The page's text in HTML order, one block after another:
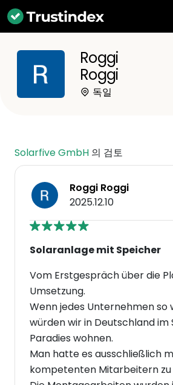
Roggi
Roggi
독일
Solarfive GmbH 의 검토
Roggi Roggi
2025.12.10
Solaranlage mit Speicher
Vom Erstgespräch über die
Umsetzung.
Wenn jedes Unternehmen so
würden wir in Deutschland im
Paradies wohnen.
Man hatte es ausschließlich
kompetenten Mitarbeitern zu